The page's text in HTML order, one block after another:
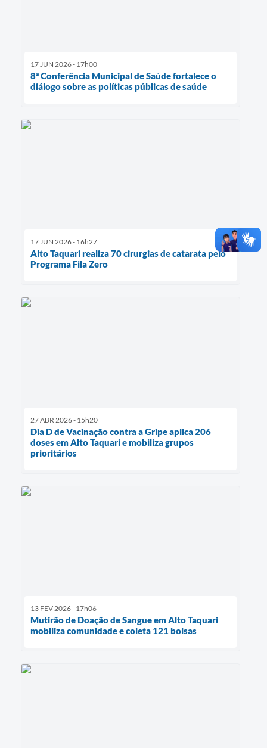
17 JUN 2026 - 17h00
8ª Conferência Municipal de Saúde fortalece o
diálogo sobre as políticas públicas de saúde
17 JUN 2026 - 16h27
Alto Taquari realiza 70 cirurgias de catarata pelo
Programa Fila Zero
27 ABR 2026 - 15h20
Dia D de Vacinação contra a Gripe aplica 206
doses em Alto Taquari e mobiliza grupos
prioritários
13 FEV 2026 - 17h06
Mutirão de Doação de Sangue em Alto Taquari
mobiliza comunidade e coleta 121 bolsas